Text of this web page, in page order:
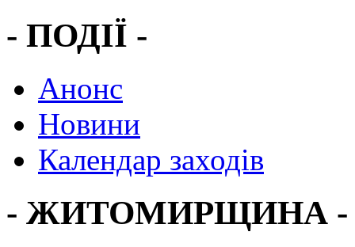
- ПОДІЇ -
Анонс
Новини
Календар заходів
- ЖИТОМИРЩИНА -